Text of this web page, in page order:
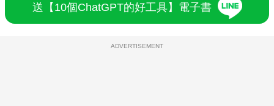
送【10個ChatGPT的好工具】電子書
ADVERTISEMENT